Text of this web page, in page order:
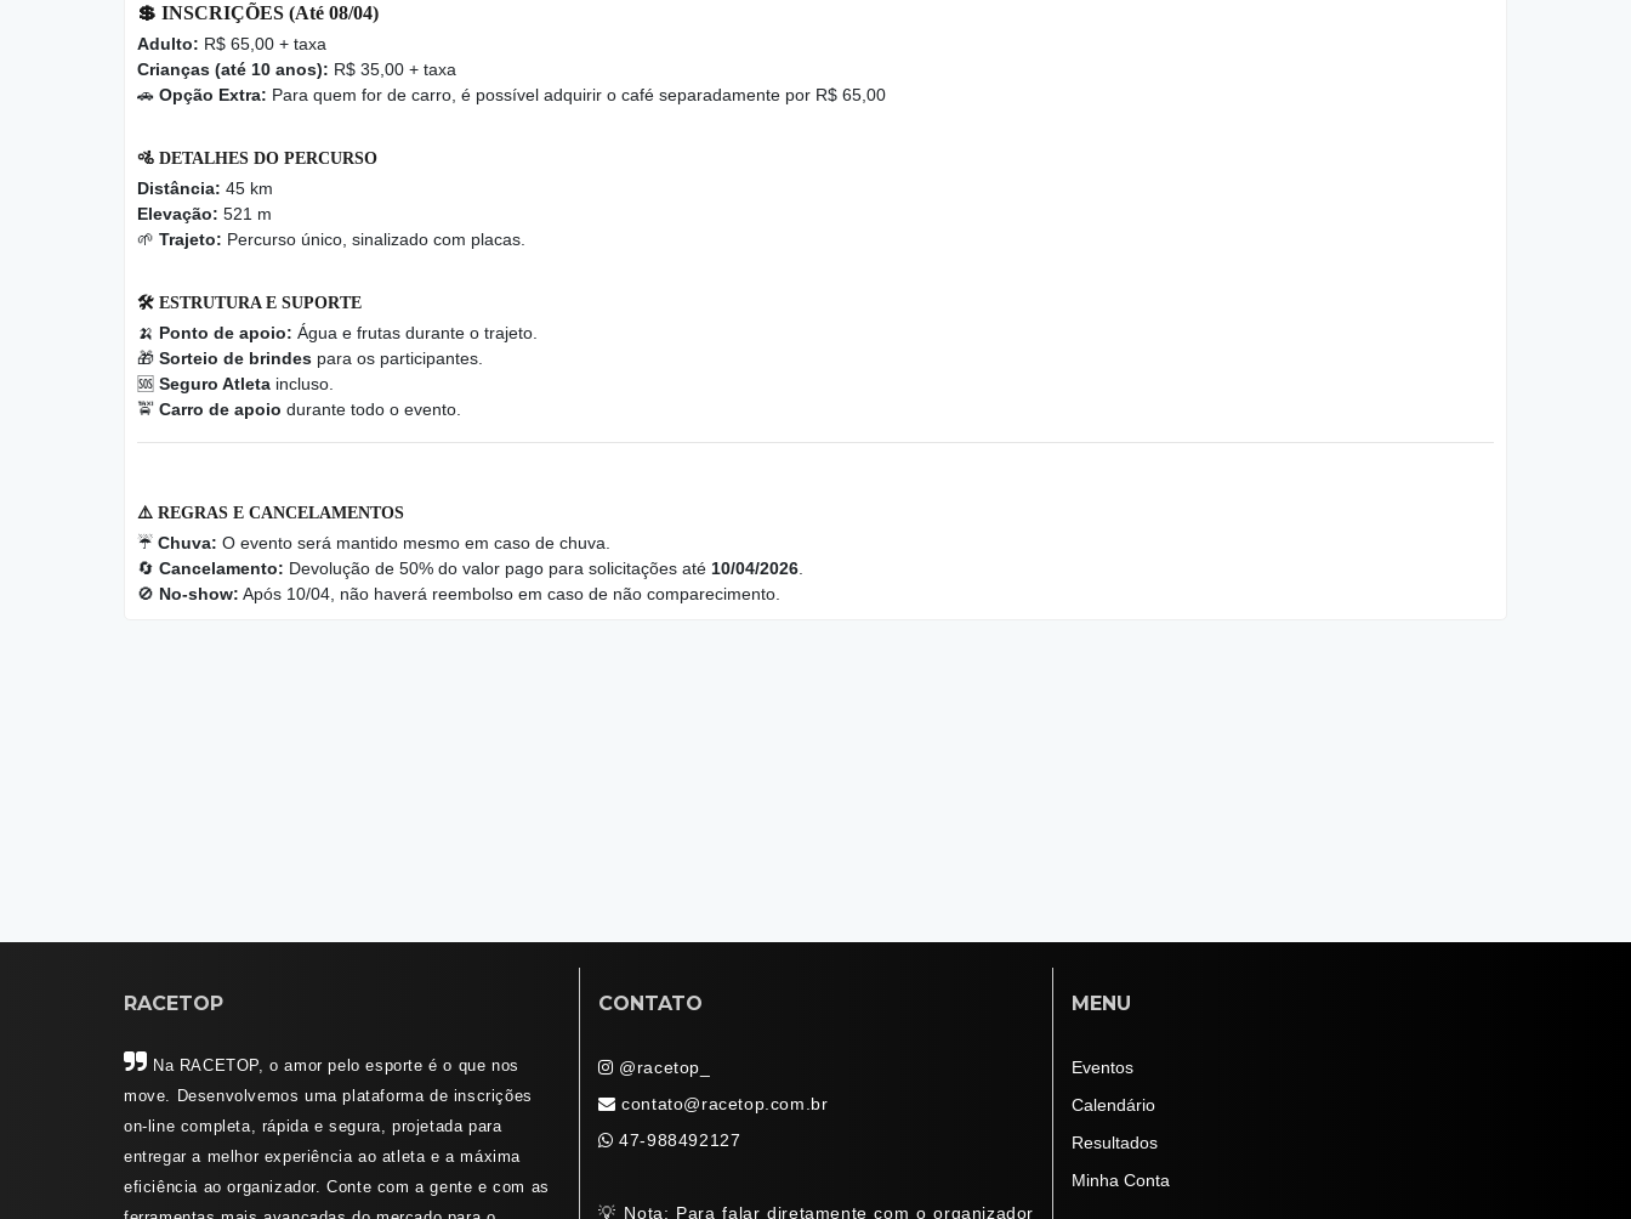
💲 INSCRIÇÕES (Até 08/04)
Adulto: R$ 65,00 + taxa
Crianças (até 10 anos): R$ 35,00 + taxa
🚗 Opção Extra: Para quem for de carro, é possível adquirir o café separadamente por R$ 65,00
🚵 DETALHES DO PERCURSO
Distância: 45 km
Elevação: 521 m
🌱 Trajeto: Percurso único, sinalizado com placas.
🛠️ ESTRUTURA E SUPORTE
🍌 Ponto de apoio: Água e frutas durante o trajeto.
🎁 Sorteio de brindes para os participantes.
🆘 Seguro Atleta incluso.
🚖 Carro de apoio durante todo o evento.
⚠️ REGRAS E CANCELAMENTOS
☔ Chuva: O evento será mantido mesmo em caso de chuva.
🔄 Cancelamento: Devolução de 50% do valor pago para solicitações até 10/04/2026
🚫 No-show: Após 10/04, não haverá reembolso em caso de não comparecimento.
RACETOP
Na RACETOP, o amor pelo esporte é o que nos
move. Desenvolvemos uma plataforma de inscrições
on-line completa, rápida e segura, projetada para
entregar a melhor experiência ao atleta e a máxima
eficiência ao organizador. Conte com a gente e com as
CONTATO
@racetop_
contato@racetop.com.br
47-988492127
💡 Nota: Para falar diretamente com o organizador
MENU
Eventos
Calendário
Resultados
Minha Conta